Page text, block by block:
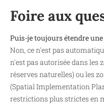
Foire aux
Puis-je toujours étendre une
Non, ce n'est pas
n'est pas autorisée dans les
réserves naturelles) ou les
(Spatial Implementation
restrictions plus strictes en